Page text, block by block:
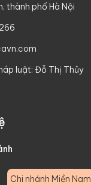
thành phố Hà Nội
luật: Đỗ Thị Thủy
Chi nhánh Miền Nam